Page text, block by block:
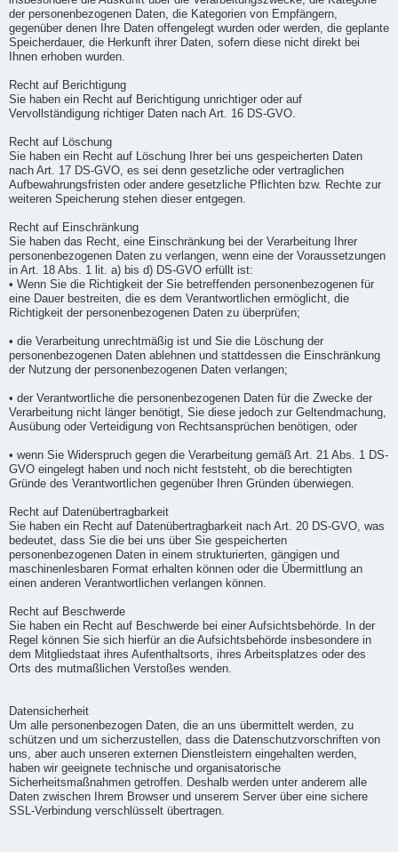
der personenbezogenen Daten, die Kategorien von Empfängern,
gegenüber denen Ihre Daten offengelegt wurden oder werden, die geplante
Speicherdauer, die Herkunft ihrer Daten, sofern diese nicht direkt bei
Ihnen erhoben wurden.
Recht auf Berichtigung
Sie haben ein Recht auf Berichtigung unrichtiger oder auf
Vervollständigung richtiger Daten nach Art. 16 DS-GVO.
Recht auf Löschung
Sie haben ein Recht auf Löschung Ihrer bei uns gespeicherten Daten
nach Art. 17 DS-GVO, es sei denn gesetzliche oder vertraglichen
Aufbewahrungsfristen oder andere gesetzliche Pflichten bzw. Rechte zur
weiteren Speicherung stehen dieser entgegen.
Recht auf Einschränkung
Sie haben das Recht, eine Einschränkung bei der Verarbeitung Ihrer
personenbezogenen Daten zu verlangen, wenn eine der Voraussetzungen
in Art. 18 Abs. 1 lit. a) bis d) DS-GVO erfüllt ist:
• Wenn Sie die Richtigkeit der Sie betreffenden personenbezogenen für
eine Dauer bestreiten, die es dem Verantwortlichen ermöglicht, die
Richtigkeit der personenbezogenen Daten zu überprüfen;
• die Verarbeitung unrechtmäßig ist und Sie die Löschung der
personenbezogenen Daten ablehnen und stattdessen die Einschränkung
der Nutzung der personenbezogenen Daten verlangen;
• der Verantwortliche die personenbezogenen Daten für die Zwecke der
Verarbeitung nicht länger benötigt, Sie diese jedoch zur Geltendmachung,
Ausübung oder Verteidigung von Rechtsansprüchen benötigen, oder
• wenn Sie Widerspruch gegen die Verarbeitung gemäß Art. 21 Abs. 1 DS-
GVO eingelegt haben und noch nicht feststeht, ob die berechtigten
Gründe des Verantwortlichen gegenüber Ihren Gründen überwiegen.
Recht auf Datenübertragbarkeit
Sie haben ein Recht auf Datenübertragbarkeit nach Art. 20 DS-GVO, was
bedeutet, dass Sie die bei uns über Sie gespeicherten
personenbezogenen Daten in einem strukturierten, gängigen und
maschinenlesbaren Format erhalten können oder die Übermittlung an
einen anderen Verantwortlichen verlangen können.
Recht auf Beschwerde
Sie haben ein Recht auf Beschwerde bei einer Aufsichtsbehörde. In der
Regel können Sie sich hierfür an die Aufsichtsbehörde insbesondere in
dem Mitgliedstaat ihres Aufenthaltsorts, ihres Arbeitsplatzes oder des
Orts des mutmaßlichen Verstoßes wenden.
Datensicherheit
Um alle personenbezogen Daten, die an uns übermittelt werden, zu
schützen und um sicherzustellen, dass die Datenschutzvorschriften von
uns, aber auch unseren externen Dienstleistern eingehalten werden,
haben wir geeignete technische und organisatorische
Sicherheitsmaßnahmen getroffen. Deshalb werden unter anderem alle
Daten zwischen Ihrem Browser und unserem Server über eine sichere
SSL-Verbindung verschlüsselt übertragen.